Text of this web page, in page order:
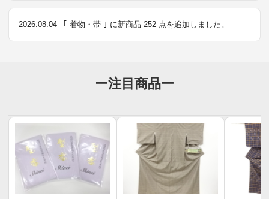
2026.08.04 ｢ 着物・帯 ｣ に新商品 252 点を追加しました。
ー注目商品ー